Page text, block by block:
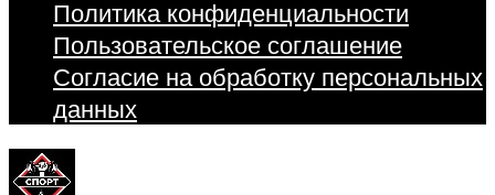
Политика конфиденциальности
Пользовательское соглашение
Согласие на обработку персональных
данных